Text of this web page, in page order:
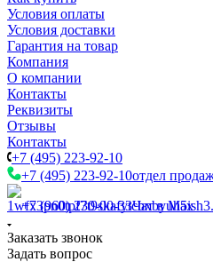
Условия оплаты
Условия доставки
Гарантия на товар
Компания
О компании
Контакты
Реквизиты
Отзывы
Контакты
+7 (495) 223-92-10
+7 (495) 223-92-10отдел
+7 (960) 230-00-33Чат в Max
Заказать звонок
Задать вопрос